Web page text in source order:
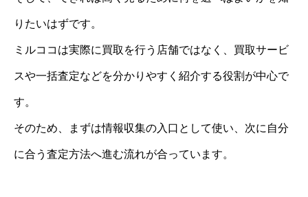
りたいはずです。
ミルココは実際に買取を行う店舗ではなく、買取サービ
スや一括査定などを分かりやすく紹介する役割が中心で
す。
そのため、まずは情報収集の入口として使い、次に自分
に合う査定方法へ進む流れが合っています。